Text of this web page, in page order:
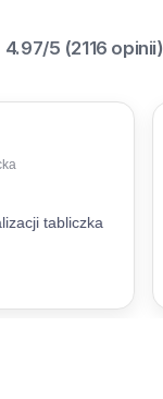
4.97/5 (2116 opinii)